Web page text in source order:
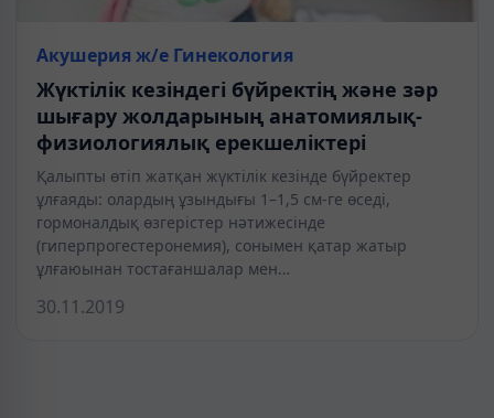
Акушерия ж/е Гинекология
Жүктілік кезіндегі бүйректің және зәр
шығару жолдарының анатомиялық-
физиологиялық ерекшеліктері
Қалыпты өтіп жатқан жүктілік кезінде бүйректер
ұлғаяды: олардың ұзындығы 1–1,5 см-ге өседі,
гормоналдық өзгерістер нәтижесінде
(гиперпрогестеронемия), сонымен қатар жатыр
ұлғаюынан тостағаншалар мен…
30.11.2019